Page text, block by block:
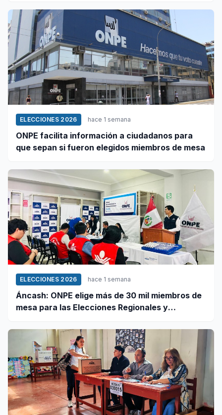
ELECCIONES 2026 hace 1 semana
ONPE facilita información a ciudadanos para
que sepan si fueron elegidos miembros de mesa
ELECCIONES 2026 hace 1 semana
Áncash: ONPE elige más de 30 mil miembros de
mesa para las Elecciones Regionales y